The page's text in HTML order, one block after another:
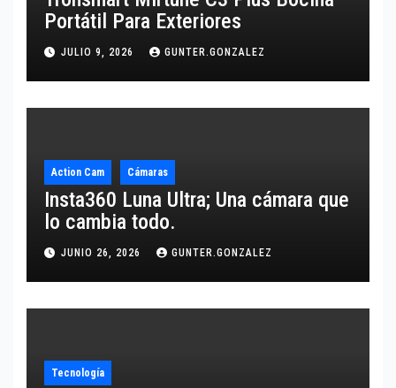
Portátil Para Exteriores
JULIO 9, 2026 GUNTER.GONZALEZ
Action Cam Cámaras
Insta360 Luna Ultra; Una cámara que
lo cambia todo.
JUNIO 26, 2026 GUNTER.GONZALEZ
Tecnología